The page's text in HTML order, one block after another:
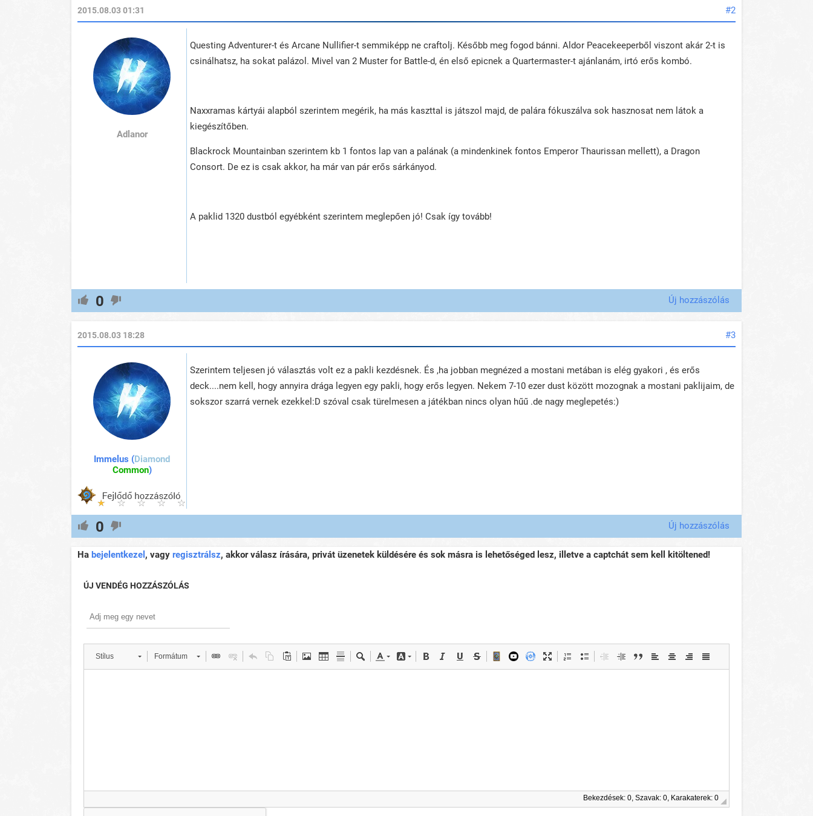
#2
2015.08.03 01:31
Adlanor
Questing Adventurer-t és Arcane Nullifier-t semmiképp ne craftolj. Később meg fogod bánni. Aldor Peacekeeperből viszont akár 2-t is
csinálhatsz, ha sokat palázol. Mivel van 2 Muster for Battle-d, én első epicnek a Quartermaster-t ajánlanám, irtó erős kombó.
Naxxramas kártyái alapból szerintem megérik, ha más kaszttal is játszol majd, de palára fókuszálva sok hasznosat nem látok a
kiegészítőben.
Blackrock Mountainban szerintem kb 1 fontos lap van a palának (a mindenkinek fontos Emperor Thaurissan mellett), a Dragon
Consort. De ez is csak akkor, ha már van pár erős sárkányod.
A paklid 1320 dustból egyébként szerintem meglepően jó! Csak így tovább!
0 Új hozzászólás
#3
2015.08.03 18:28
Immelus (Diamond
Common)
Szerintem teljesen jó választás volt ez a pakli kezdésnek. És ,ha jobban megnézed a mostani metában is elég gyakori , és erős
deck....nem kell, hogy annyira drága legyen egy pakli, hogy erős legyen. Nekem 7-10 ezer dust között mozognak a mostani paklijaim, de
sokszor szarrá vernek ezekkel:D szóval csak türelmesen a játékban nincs olyan hűű .de nagy meglepetés:)
0 Új hozzászólás
Ha bejelentkezel , vagy regisztrálsz, akkor válasz írására, privát üzenetek küldésére és sok másra is lehetőséged lesz, illetve a captchát sem kell kitöltened!
ÚJ VENDÉG HOZZÁSZÓLÁS
Stílus Formátum
Bekezdések: 0, Szavak: 0, Karakaterek: 0